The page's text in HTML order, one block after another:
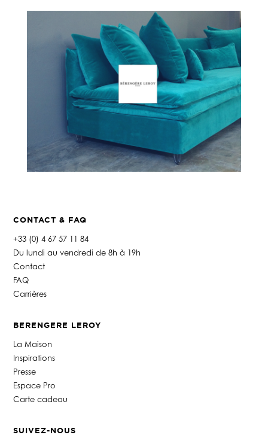
CONTACT & FAQ
+33 (0) 4 67 57 11 84
Du lundi au vendredi de 8h à 19h
Contact
FAQ
Carrières
BERENGERE LEROY
La Maison
Inspirations
Presse
Espace Pro
Carte cadeau
SUIVEZ-NOUS